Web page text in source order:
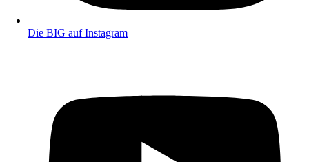
Die BIG auf Instagram